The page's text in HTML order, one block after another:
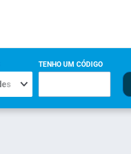
TENHO UM CÓDIGO